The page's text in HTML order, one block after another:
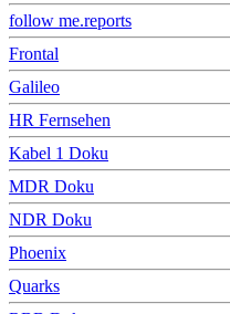
follow me.reports
Frontal
Galileo
HR Fernsehen
Kabel 1 Doku
MDR Doku
NDR Doku
Phoenix
Quarks